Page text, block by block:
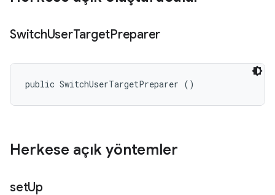
SwitchUserTargetPreparer
public SwitchUserTargetPreparer ()
Herkese açık yöntemler
setUp